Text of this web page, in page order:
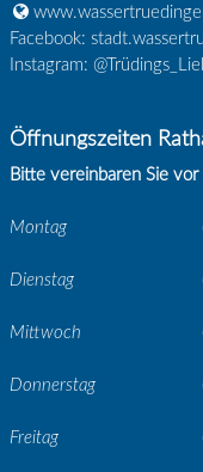
Facebook:
Instagram:
Öffnungszeiten
Bitte vereinbaren Sie vor
Montag
Dienstag
Mittwoch
Donnerstag
Freitag